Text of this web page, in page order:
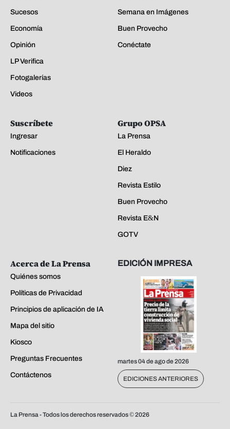
Sucesos
Economía
Opinión
LP Verifica
Fotogalerías
Videos
Semana en Imágenes
Buen Provecho
Conéctate
Suscríbete
Ingresar
Notificaciones
Grupo OPSA
La Prensa
El Heraldo
Diez
Revista Estilo
Buen Provecho
Revista E&N
GOTV
Acerca de La Prensa
Quiénes somos
Políticas de Privacidad
Principios de aplicación de IA
Mapa del sitio
Kiosco
Preguntas Frecuentes
Contáctenos
EDICIÓN IMPRESA
martes 04 de ago de 2026
EDICIONES ANTERIORES
La Prensa - Todos los derechos reservados ©2026